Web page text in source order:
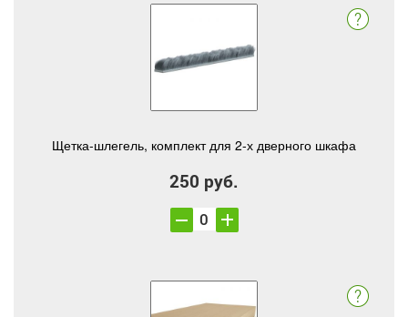
Щетка-шлегель, комплект для 2-х дверного шкафа
250 руб.